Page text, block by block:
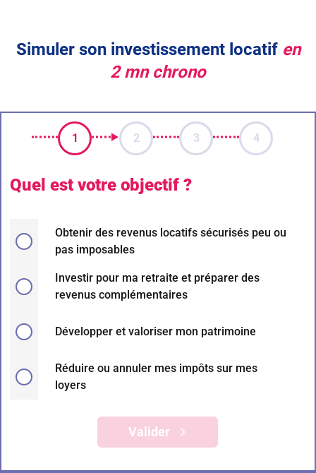
Simuler son investissement locatif en
2 mn chrono
1 2 3 4
Quel est votre objectif ?
Obtenir des revenus locatifs sécurisés peu ou
pas imposables
Investir pour ma retraite et préparer des
revenus complémentaires
Développer et valoriser mon patrimoine
Réduire ou annuler mes impôts sur mes
loyers
Valider